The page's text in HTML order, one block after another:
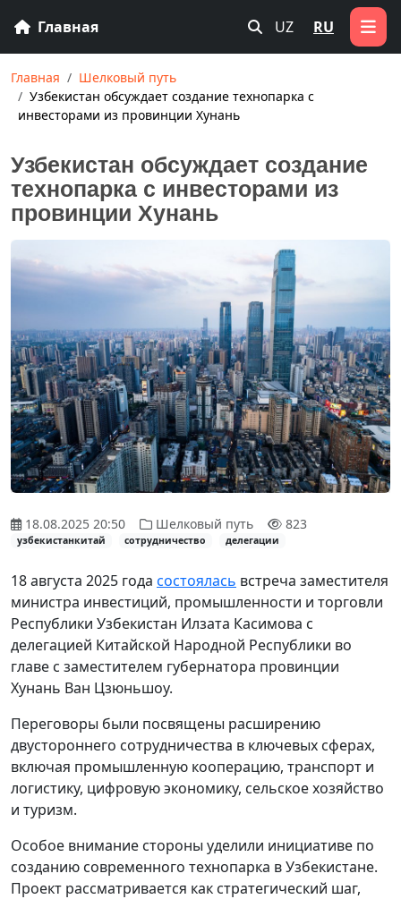
Главная UZ RU
Главная
Шелковый путь
Узбекистан обсуждает создание технопарка с
инвесторами из провинции Хунань
Узбекистан обсуждает создание
технопарка с инвесторами из
провинции Хунань
18.08.2025 20:50 Шелковый путь 823
узбекистанкитай сотрудничество делегации
18 августа 2025 года состоялась встреча заместителя
министра инвестиций, промышленности и торговли
Республики Узбекистан Илзата Касимова с
делегацией Китайской Народной Республики во
главе с заместителем губернатора провинции
Хунань Ван Цзюньшоу.
Переговоры были посвящены расширению
двустороннего сотрудничества в ключевых сферах,
включая промышленную кооперацию, транспорт и
логистику, цифровую экономику, сельское хозяйство
и туризм.
Особое внимание стороны уделили инициативе по
созданию современного технопарка в Узбекистане.
Проект рассматривается как стратегический шаг,